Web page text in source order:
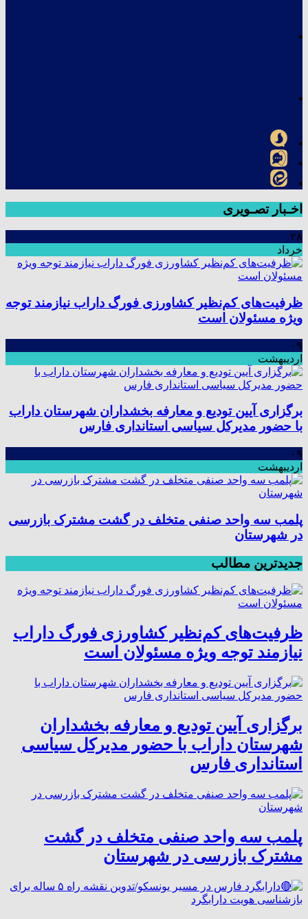
اخـبار تصـویری
۲۸
خرداد
ظرفیت‌های کم‌نظیر کشاورزی فورگ داراب نیازمند توجه
ویژه مسئولان است
۰۹
اردیبهشت
برگزاری آیین تودیع و معارفه بخشداران شهرستان داراب
با حضور مدیرکل سیاسی استانداری فارس
۰۹
اردیبهشت
پلمب سه واحد صنفی متخلف در گشت مشترک بازرسی
در شهرستان
جدیدترین مطالب
ظرفیت‌های کم‌نظیر کشاورزی فورگ داراب
نیازمند توجه ویژه مسئولان است
برگزاری آیین تودیع و معارفه بخشداران
شهرستان داراب با حضور مدیرکل سیاسی
استانداری فارس
پلمب سه واحد صنفی متخلف در گشت
مشترک بازرسی در شهرستان